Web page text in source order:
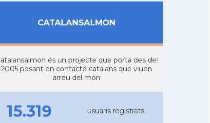
CATALANSALMON
és un projecte que porta des del
2005 posant en contacte catalans que viuen
arreu del món
15.319 usuaris registrats